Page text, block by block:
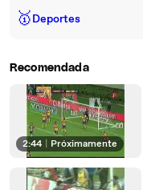
🥇Deportes
Recomendada
2:44 Próximamente